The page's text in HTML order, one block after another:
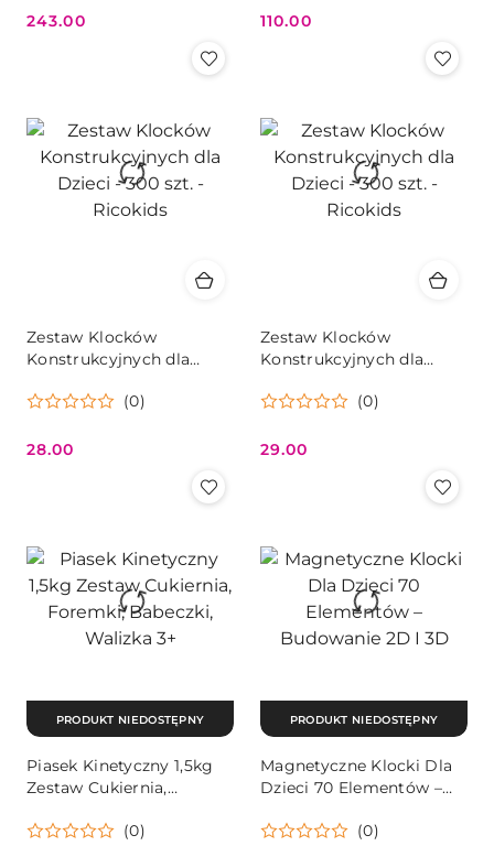
Cena:
243.00
Cena:
110.00
Zestaw Klocków
Konstrukcyjnych dla
Ricokids
(0)
Cena:
28.00
Zestaw Klocków
Konstrukcyjnych dla
Ricokids
(0)
Cena:
29.00
Piasek Kinetyczny 1,5kg
Zestaw Cukiernia,
Walizka 3+
(0)
PRODUKT NIEDOSTĘPNY
Magnetyczne Klocki Dla
Dzieci 70 Elementów –
(0)
PRODUKT NIEDOSTĘPNY